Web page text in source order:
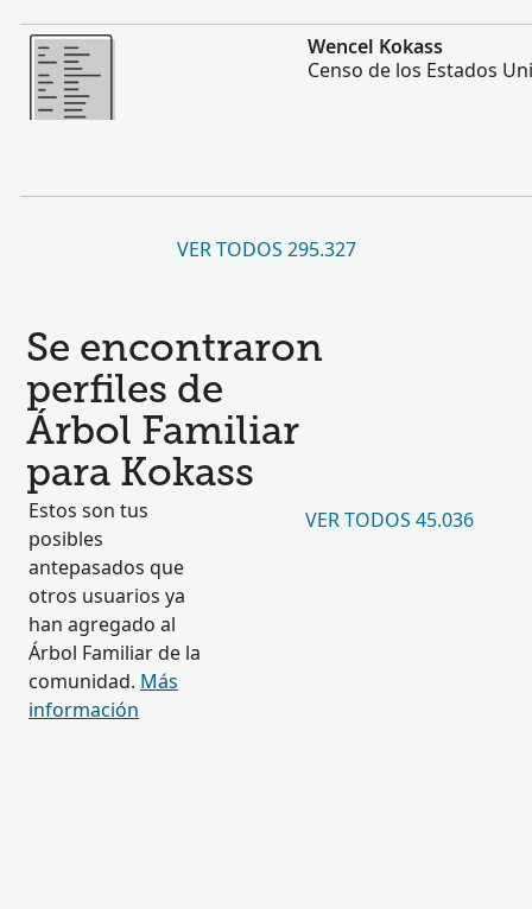
Más
Wencel Kokass
Censo de los Estados
VER TODOS 295.327
Se encontraron
perfiles de
Árbol Familiar
para Kokass
Estos son tus
posibles
antepasados que
otros usuarios ya
han agregado al
Árbol Familiar de la
comunidad. Más
información
VER TODOS 45.036